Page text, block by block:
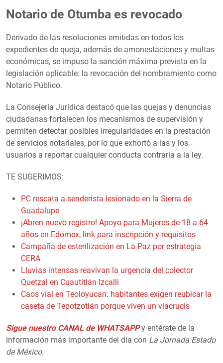
Notario de Otumba es revocado
Derivado de las resoluciones emitidas en todos los
expedientes de queja, además de amonestaciones y multas
económicas, se impuso la sanción máxima prevista en la
legislación aplicable: la revocación del nombramiento como
Notario Público.
La Consejería Jurídica destacó que las quejas y denuncias
ciudadanas fortalecen los mecanismos de supervisión y
permiten detectar posibles irregularidades en la prestación
de servicios notariales, por lo que exhortó a las y los
usuarios a reportar cualquier conducta contraria a la ley.
TE SUGERIMOS:
PC rescata a senderista lesionado en la Sierra de
Guadalupe
¡Abren nuevo registro! Apoyo para Mujeres de 18 a 64
años en Edomex; link para inscripción y requisitos
Campaña de esterilización en La Paz por estrategia
CERA
Lluvias intensas reavivan la urgencia del colector
Quetzal en Cuautitlán Izcalli
Caos vial en Teoloyucan: habitantes exigen reubicar la
caseta de Tepotzotlán porque viven un viacrucis
Sigue nuestro CANAL de WHATSAPP y entérate de la
información más importante del día con La Jornada Estado
de México.